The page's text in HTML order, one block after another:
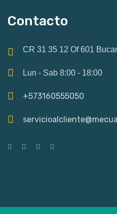
Contacto
CR 31 35 12 Of 601
Lun - Sab 8:00 - 18:00
+573160555050